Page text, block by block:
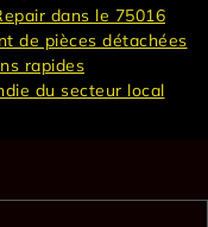
dans le 75016
de pièces détachées
rapides
du secteur local